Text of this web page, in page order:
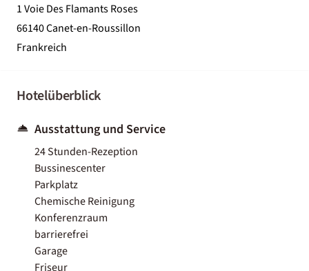
1 Voie Des Flamants Roses
66140 Canet-en-Roussillon
Frankreich
Hotelüberblick
Ausstattung und Service
24 Stunden-Rezeption
Bussinescenter
Parkplatz
Chemische Reinigung
Konferenzraum
barrierefrei
Garage
Friseur